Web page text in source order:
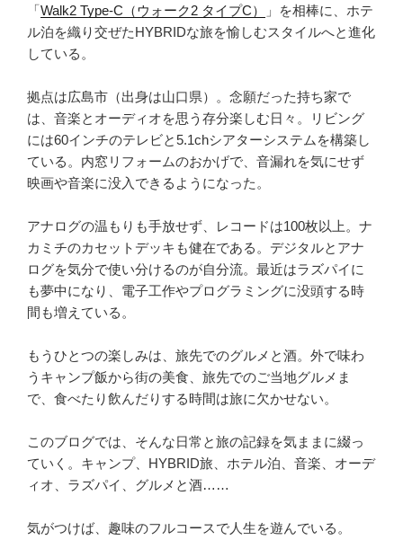
「Walk2 Type‑C（ウォーク2 タイプC）
」を相棒に、ホテ
ル泊を織り交ぜたHYBRIDな旅を愉しむスタイルへと進化
している。
拠点は広島市（出身は山口県）。念願だった持ち家で
は、音楽とオーディオを思う存分楽しむ日々。リビング
には60インチのテレビと5.1chシアターシステムを構築し
ている。内窓リフォームのおかげで、音漏れを気にせず
映画や音楽に没入できるようになった。
アナログの温もりも手放せず、レコードは100枚以上。ナ
カミチのカセットデッキも健在である。デジタルとアナ
ログを気分で使い分けるのが自分流。最近はラズパイに
も夢中になり、電子工作やプログラミングに没頭する時
間も増えている。
もうひとつの楽しみは、旅先でのグルメと酒。外で味わ
うキャンプ飯から街の美食、旅先でのご当地グルメま
で、食べたり飲んだりする時間は旅に欠かせない。
このブログでは、そんな日常と旅の記録を気ままに綴っ
ていく。キャンプ、HYBRID旅、ホテル泊、音楽、オーデ
ィオ、ラズパイ、グルメと酒……
気がつけば、趣味のフルコースで人生を遊んでいる。